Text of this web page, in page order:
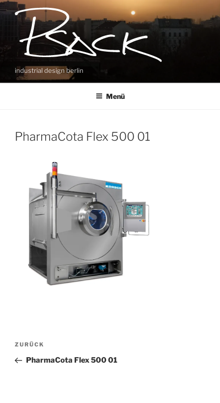
Zum
Inhalt
industrial design berlin
Menü
PharmaCota Flex 500 01
Beitragsnavigation
Vorheriger
Beitrag
ZURÜCK
PharmaCota Flex 500 01